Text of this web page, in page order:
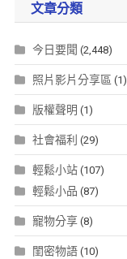
文章分類
今日要聞 (2,448)
照片影片分享區 (1)
版權聲明 (1)
社會福利 (29)
輕鬆小站(107)
輕鬆小品 (87)
寵物分享(8)
閨密物語(10)